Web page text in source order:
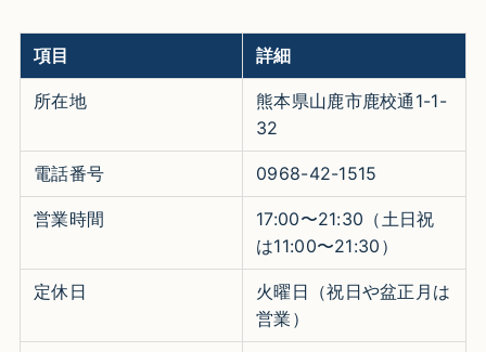
項目 詳細
所在地
熊本県山鹿市鹿校通1-1-
32
電話番号 0968-42-1515
営業時間
17:00〜21:30（土日祝
は11:00〜21:30）
定休日
火曜日（祝日や盆正月は
営業）